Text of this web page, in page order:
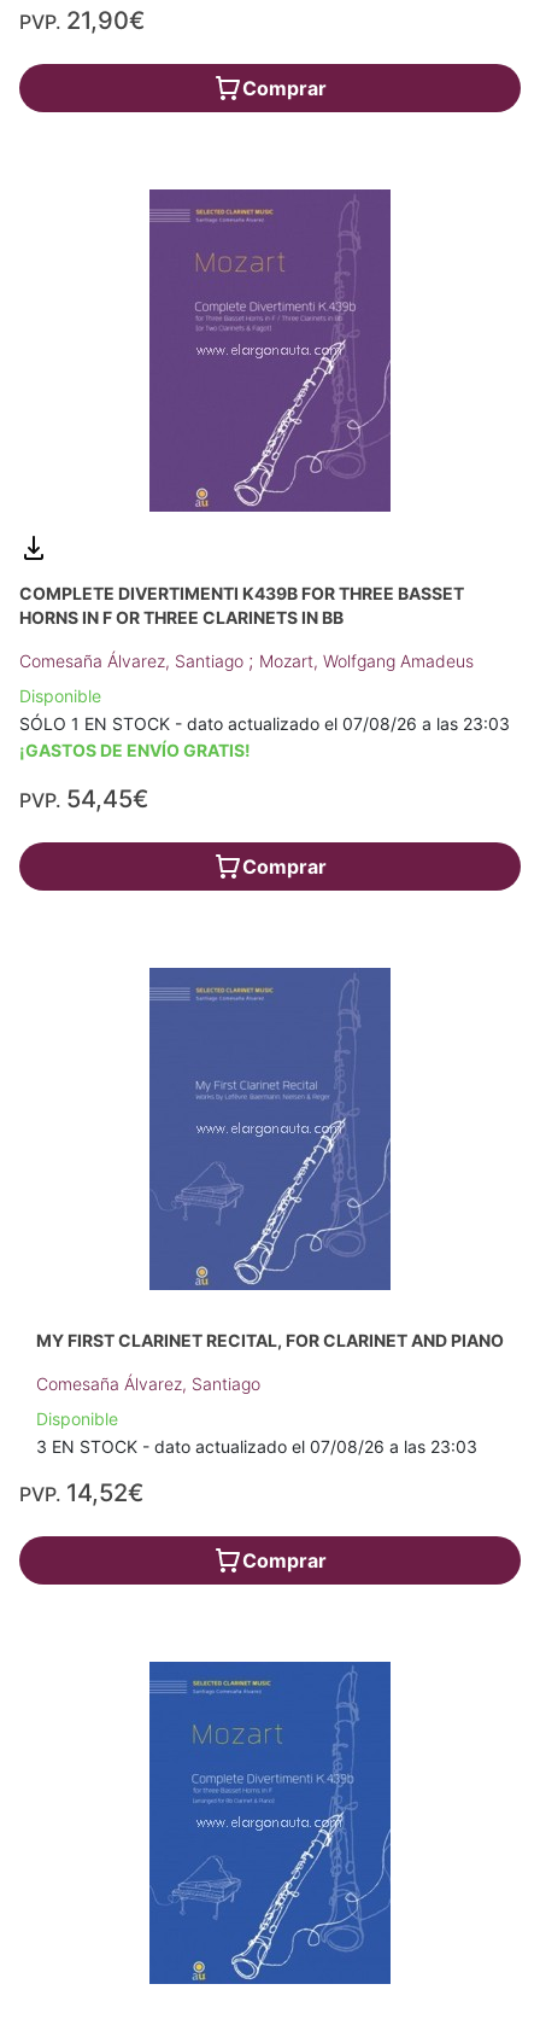
PVP. 21,90€
Comprar
COMPLETE DIVERTIMENTI K439B FOR THREE BASSET
HORNS IN F OR THREE CLARINETS IN BB
Comesaña Álvarez, Santiago ; Mozart, Wolfgang Amadeus
Disponible
SÓLO 1 EN STOCK - dato actualizado el 07/08/26 a las 23:03
¡GASTOS DE ENVÍO GRATIS!
PVP. 54,45€
Comprar
MY FIRST CLARINET RECITAL, FOR CLARINET AND PIANO
Comesaña Álvarez, Santiago
Disponible
3 EN STOCK - dato actualizado el 07/08/26 a las 23:03
PVP. 14,52€
Comprar